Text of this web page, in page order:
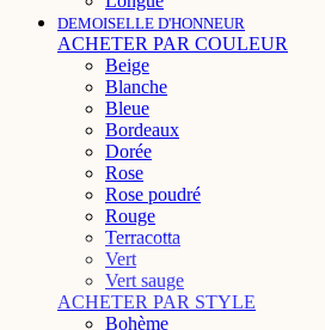
DEMOISELLE D'HONNEUR
ACHETER PAR COULEUR
Beige
Blanche
Bleue
Bordeaux
Dorée
Rose
Rose poudré
Rouge
Terracotta
Vert
Vert sauge
ACHETER PAR STYLE
Bohème